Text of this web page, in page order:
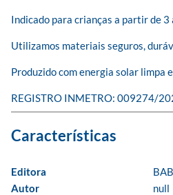
Indicado para crianças a partir de 3
Utilizamos materiais seguros,
Produzido com energia solar limpa
REGISTRO INMETRO: 009274/
Editora
Autor
null